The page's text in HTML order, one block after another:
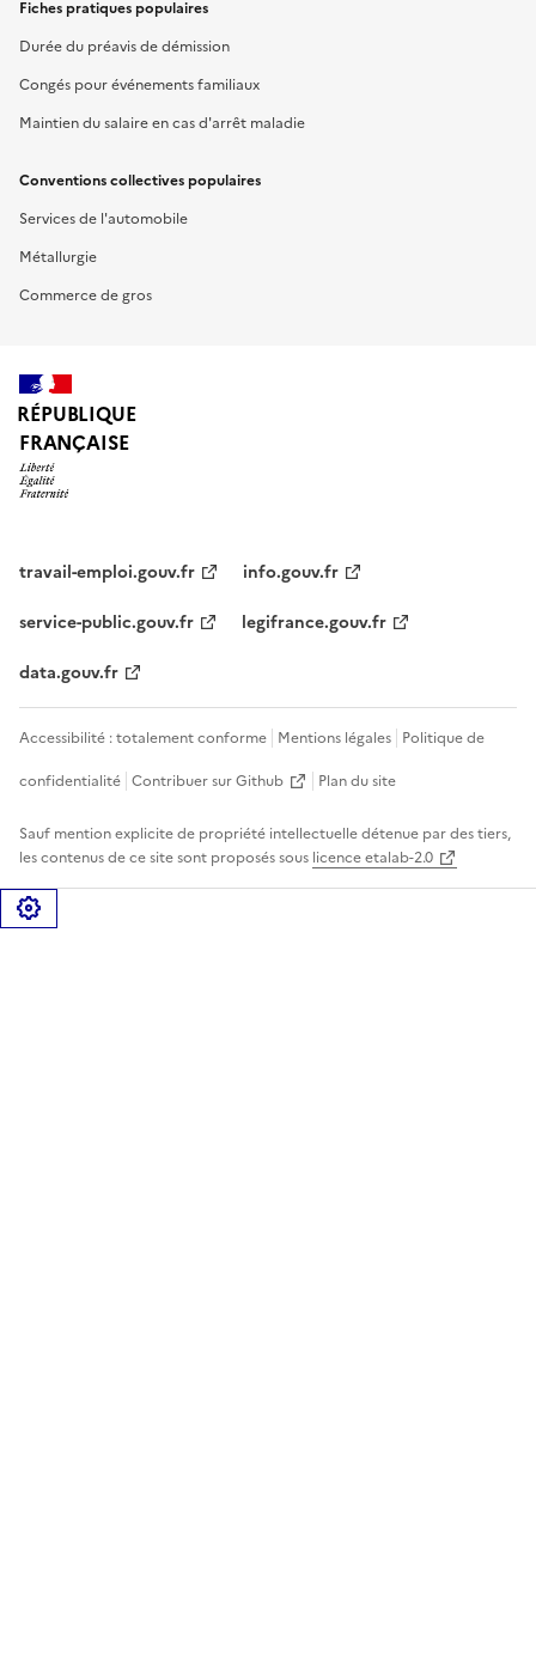
Fiches pratiques populaires
Durée du préavis de démission
Congés pour événements familiaux
Maintien du salaire en cas d'arrêt maladie
Conventions collectives populaires
Services de l'automobile
Métallurgie
Commerce de gros
RÉPUBLIQUE
FRANÇAISE
travail-emploi.gouv.fr
info.gouv.fr
service-public.gouv.fr
legifrance.gouv.fr
data.gouv.fr
Accessibilité : totalement conforme Mentions légales Politique de
confidentialité Contribuer sur Github Plan du site
Sauf mention explicite de propriété intellectuelle détenue par des tiers,
les contenus de ce site sont proposés sous licence etalab-2.0
Gérer les cookies